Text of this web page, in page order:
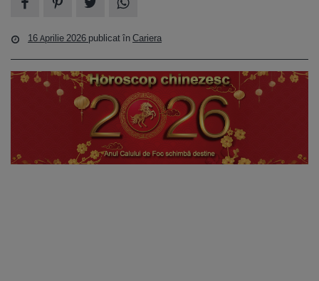
16 Aprilie 2026 publicat înCariera